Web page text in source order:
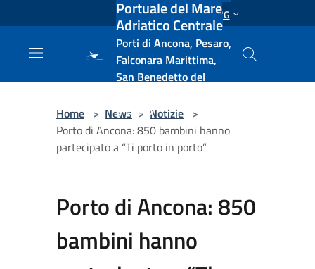
Salta al contenuto principale ENG
Portuale del Mare
Adriatico Centrale
Porti di Ancona, Pesaro,
Falconara Marittima,
San Benedetto del
e Vasto
Home > News > Notizie >
Porto di Ancona: 850 bambini hanno
partecipato a “Ti porto in porto”
Porto di Ancona: 850
bambini hanno